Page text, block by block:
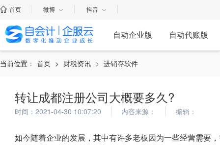
首页 微博 抖音
自动企业版 自动代账版
当前位置： 首页 > 财税资讯 > 进销存软件
转让成都注册公司大概要多久?
时间：2021-04-30 10:07:20 内容来源： 编辑：
如今随着企业的发展，其中有许多老板因为一些经营需要